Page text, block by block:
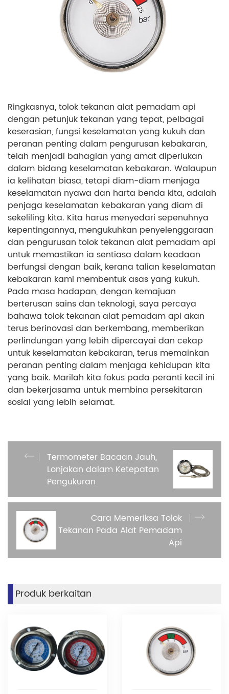
Ringkasnya, tolok tekanan alat pemadam api
dengan petunjuk tekanan yang tepat, pelbagai
keserasian, fungsi keselamatan yang kukuh dan
peranan penting dalam pengurusan kebakaran,
telah menjadi bahagian yang amat diperlukan
dalam bidang keselamatan kebakaran. Walaupun
ia kelihatan biasa, tetapi diam-diam menjaga
keselamatan nyawa dan harta benda kita, adalah
penjaga keselamatan kebakaran yang diam di
sekeliling kita. Kita harus menyedari sepenuhnya
kepentingannya, mengukuhkan penyelenggaraan
dan pengurusan tolok tekanan alat pemadam api
untuk memastikan ia sentiasa dalam keadaan
berfungsi dengan baik, kerana talian keselamatan
kebakaran kami membentuk asas yang kukuh.
Pada masa hadapan, dengan kemajuan
berterusan sains dan teknologi, saya percaya
bahawa tolok tekanan alat pemadam api akan
terus berinovasi dan berkembang, memberikan
perlindungan yang lebih dipercayai dan cekap
untuk keselamatan kebakaran, terus memainkan
peranan penting dalam menjaga kehidupan kita
yang baik. Marilah kita fokus pada peranti kecil ini
dan bekerjasama untuk membina persekitaran
sosial yang lebih selamat.
Termometer Bacaan Jauh,
Lonjakan dalam Ketepatan
Pengukuran
Cara Memeriksa Tolok
Tekanan Pada Alat Pemadam
Api
Produk berkaitan